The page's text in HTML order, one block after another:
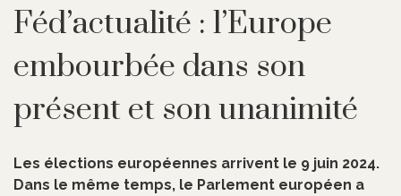
Féd’actualité : l’Europe
embourbée dans son
présent et son unanimité
Les élections européennes arrivent le 9 juin 2024.
Dans le même temps, le Parlement européen a